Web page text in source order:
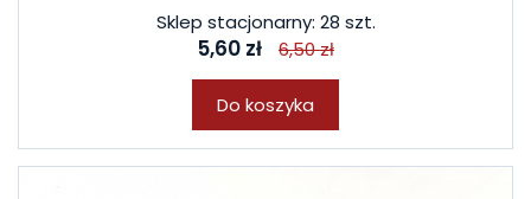
Sklep stacjonarny: 28 szt.
5,60 zł 6,50 zł
Do koszyka